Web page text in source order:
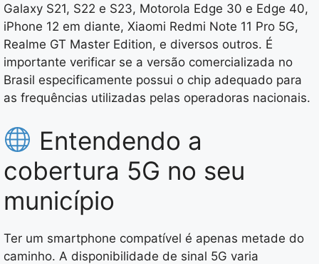
Galaxy S21, S22 e S23, Motorola Edge 30 e Edge 40,
iPhone 12 em diante, Xiaomi Redmi Note 11 Pro 5G,
Realme GT Master Edition, e diversos outros. É
importante verificar se a versão comercializada no
Brasil especificamente possui o chip adequado para
as frequências utilizadas pelas operadoras nacionais.
Entendendo a
cobertura 5G no seu
município
Ter um smartphone compatível é apenas metade do
caminho. A disponibilidade de sinal 5G varia